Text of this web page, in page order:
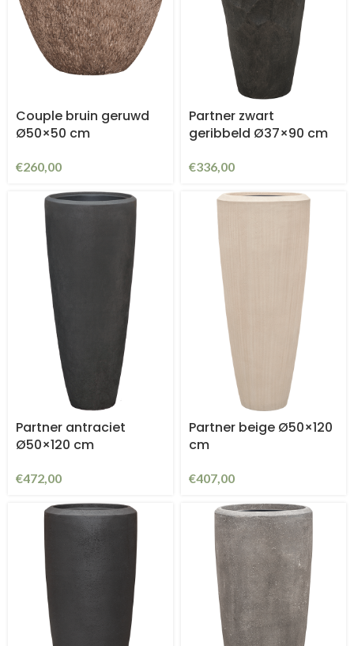
Couple bruin geruwd
Ø50×50 cm
€260,00
Partner zwart
geribbeld Ø37×90 cm
€336,00
Partner antraciet
Ø50×120 cm
€472,00
Partner beige Ø50×120
cm
€407,00